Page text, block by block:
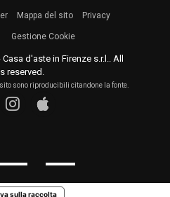
Mappa del sito Privacy
Gestione Cookie
d'aste in Firenze s.r.l.. All
reserved.
sono riproducibili citandone la fonte.
sulla raccolta